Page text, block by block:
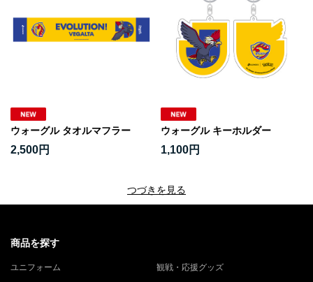
ウォーグル タオルマフラー
2,500円
ウォーグル キーホルダー
1,100円
つづきを見る
商品を探す
ユニフォーム
観戦・応援グッズ